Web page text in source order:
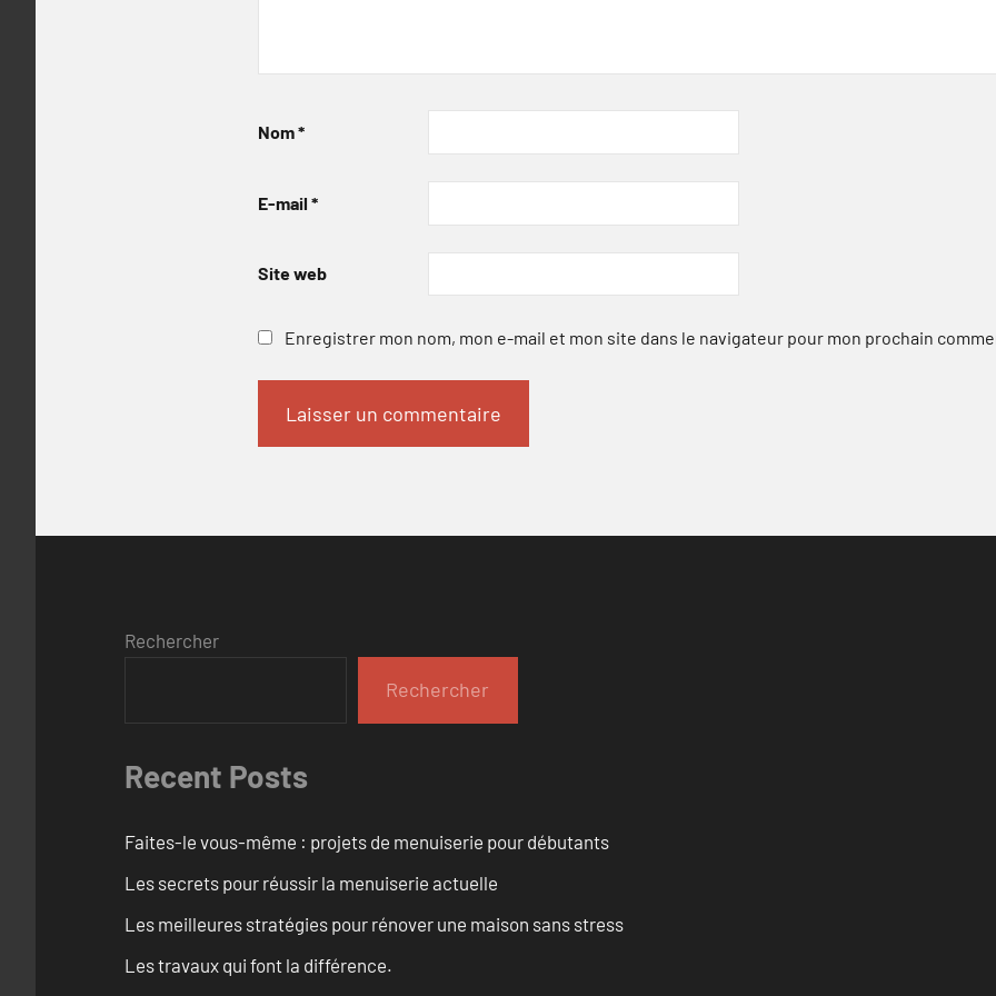
Nom*
E-mail *
Site web
Enregistrer mon nom, mon e-mail et mon site dans le navigateur pour mon prochain
Rechercher
Rechercher
Recent Posts
Faites-le vous-même : projets de menuiserie pour débutants
Les secrets pour réussir la menuiserie actuelle
Les meilleures stratégies pour rénover une maison sans stress
Les travaux qui font la différence.